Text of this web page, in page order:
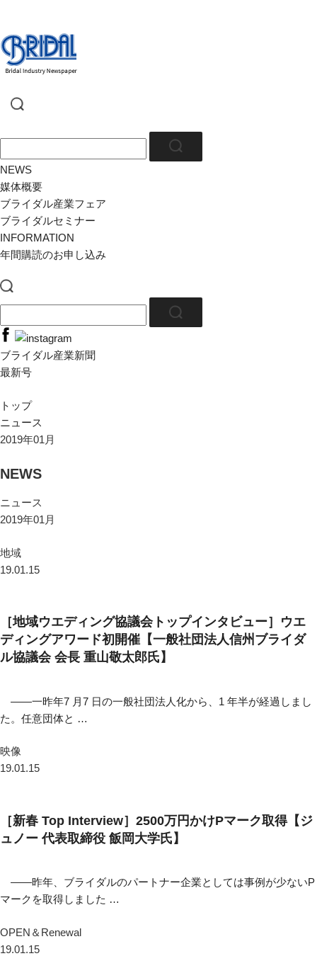
NEWS
媒体概要
ブライダル産業フェア
ブライダルセミナー
INFORMATION
年間購読のお申し込み
ブライダル産業新聞
最新号
トップ
ニュース
2019年01月
NEWS
ニュース
2019年01月
地域
19.01.15
［地域ウエディング協議会トップインタビュー］ウエ
ディングアワード初開催【一般社団法人信州ブライダ
ル協議会 会長 重山敬太郎氏】
――一昨年7 月7 日の一般社団法人化から、1 年半が経過しまし
た。任意団体と …
映像
19.01.15
［新春 Top Interview］2500万円かけPマーク取得【ジ
ュノー 代表取締役 飯岡大学氏】
――昨年、ブライダルのパートナー企業としては事例が少ないP
マークを取得しました …
OPEN＆Renewal
19.01.15